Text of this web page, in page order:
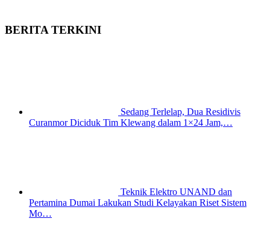
BERITA TERKINI
Sedang Terlelap, Dua Residivis
Curanmor Diciduk Tim Klewang dalam 1×24 Jam,…
Teknik Elektro UNAND dan
Pertamina Dumai Lakukan Studi Kelayakan Riset Sistem
Mo…